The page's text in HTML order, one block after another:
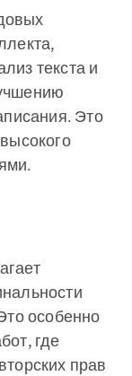
текста и
Это
особенно
где
прав